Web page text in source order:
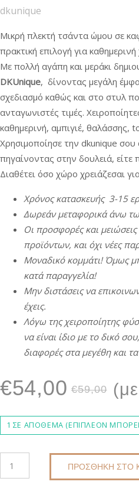
Μικρή πλεκτή τσάντα ώμου σε
πρακτική επιλογή για
Με πολλή αγάπη και μεράκι
DKUnique, δίνοντας μεγάλη
σχεδιασμό καθώς και στο στυλ
ανταγωνιστές τιμές.
καθημερινή, αμπιγιέ,
Χρησιμοποίησε την dkunique σου
πηγαίνοντας στην δουλειά, είτε
Διαθέτει όσο χώρο χρειάζεσαι
Χρόνος κατασκευής 3-15
Δωρεάν μεταφορικά άνω
Οι προσφορές και μειώσεις
προϊόντων, και όχι νέες
Μοναδικό κομμάτι! Όμως
κατά παραγγελία!
Μην διστάσεις να
έχεις.
Λόγω της χειροποίητης
να είναι ίδιο με το δικό σου,
διαφορές στα μεγέθη και
€59,00
€54,00
Η
1 ΣΕ ΑΠΌΘΕΜΑ (ΕΠΙΠΛΈΟΝ
ΠΡΟΣΘΉΚΗ ΣΤΟ